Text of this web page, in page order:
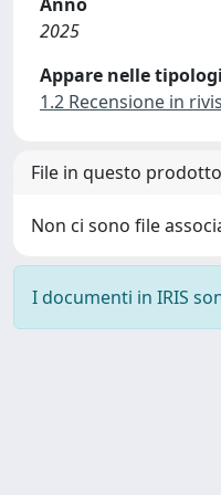
2025
Appare nelle
1.2 Recensione in
File in questo
Non ci sono file
I documenti in IRIS